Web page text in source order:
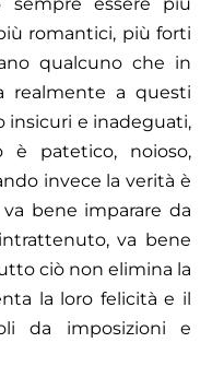
romantici, più forti
qualcuno che in
realmente a questi
insicuri e inadeguati,
è patetico, noioso,
invece la verità è
bene imparare da
va bene
ciò non elimina la
la loro felicità e il
da imposizioni e